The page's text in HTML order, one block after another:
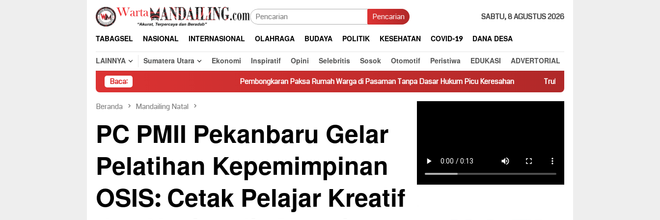
Loncat
konten
Pencarian SABTU, 8 AGUSTUS 2026
TABAGSEL NASIONAL INTERNASIONAL OLAHRAGA BUDAYA POLITIK KESEHATAN COVID-19
DANA DESA
LAINNYA
Sumatera Utara Ekonomi Inspiratif Opini Selebritis Sosok Otomotif Peristiwa EDUKASI ADVERTORIAL
Baca: Pembongkaran Paksa Rumah Warga di Pasaman Tanpa Dasar Hukum Picu Keresahan Truk Miring Hambat Arus Lalu Lintas di Jalan
Beranda Mandailing Natal
PC PMII Pekanbaru Gelar
Pelatihan Kepemimpinan
OSIS: Cetak Pelajar Kreatif